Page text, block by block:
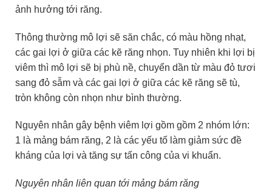
ảnh hưởng tới răng.
Thông thường mô lợi sẽ săn chắc, có màu hồng nhạt,
các gai lợi ở giữa các kẽ răng nhọn. Tuy nhiên khi lợi bị
viêm thì mô lợi sẽ bị phù nề, chuyển dần từ màu đỏ tươi
sang đỏ sẫm và các gai lợi ở giữa các kẽ răng sẽ tù,
tròn không còn nhọn như bình thường.
Nguyên nhân gây bệnh viêm lợi gồm gồm 2 nhóm lớn:
1 là mảng bám răng, 2 là các yếu tố làm giảm sức đề
kháng của lợi và tăng sự tấn công của vi khuẩn.
Nguyên nhân liên quan tới mảng bám răng